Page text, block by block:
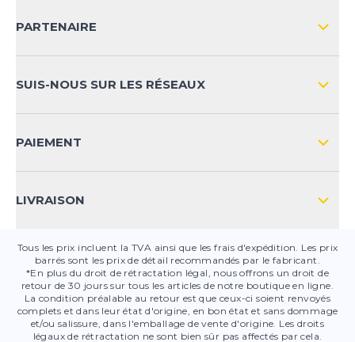
CONTACT
SÉCURITÉ DES PRODUITS
PARTENAIRE
SUIS-NOUS SUR LES RÉSEAUX
PAIEMENT
LIVRAISON
Tous les prix incluent la TVA ainsi que les frais d'expédition. Les prix
barrés sont les prix de détail recommandés par le fabricant.
*En plus du droit de rétractation légal, nous offrons un droit de
retour de 30 jours sur tous les articles de notre boutique en ligne.
La condition préalable au retour est que ceux-ci soient renvoyés
complets et dans leur état d'origine, en bon état et sans dommage
et/ou salissure, dans l'emballage de vente d'origine. Les droits
légaux de rétractation ne sont bien sûr pas affectés par cela.